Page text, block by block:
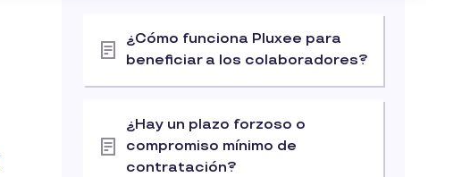
¿Cómo funciona Pluxee para
beneficiar a los colaboradores?
¿Hay un plazo forzoso o
compromiso mínimo de
contratación?